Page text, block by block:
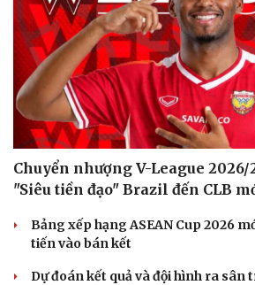
Chuyển nhượng V-League
"Siêu tiền đạo" Brazil đến CLB
Bảng xếp hạng ASEAN Cup 2026
tiến vào bán kết
Dự đoán kết quả và đội hình ra sân